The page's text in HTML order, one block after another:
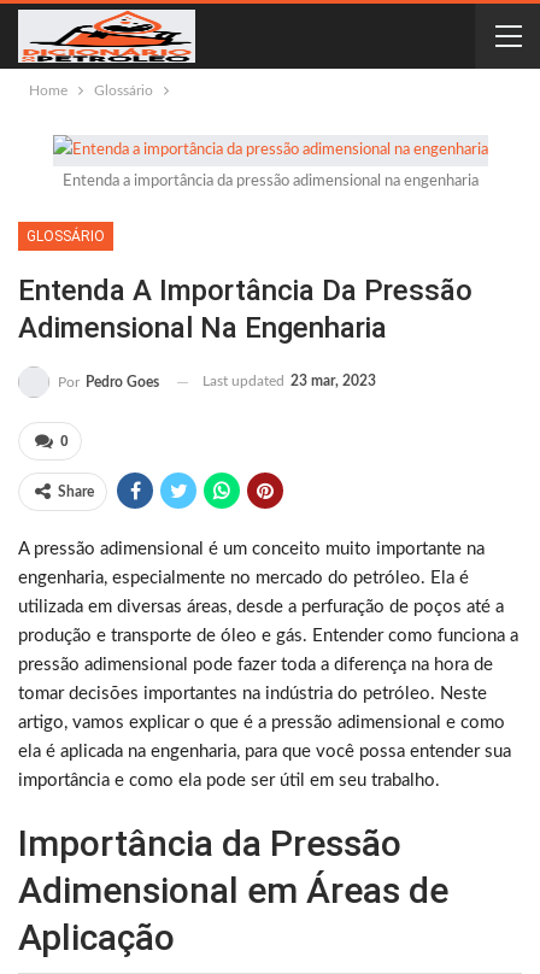
Home Glossário
Entenda a importância da pressão adimensional na engenharia
GLOSSÁRIO
Entenda A Importância Da Pressão
Adimensional Na Engenharia
Por Pedro Goes Last updated 23 mar, 2023
0
Share
A pressão adimensional é um conceito muito importante na
engenharia, especialmente no mercado do petróleo. Ela é
utilizada em diversas áreas, desde a perfuração de poços até a
produção e transporte de óleo e gás. Entender como funciona a
pressão adimensional pode fazer toda a diferença na hora de
tomar decisões importantes na indústria do petróleo. Neste
artigo, vamos explicar o que é a pressão adimensional e como
ela é aplicada na engenharia, para que você possa entender sua
importância e como ela pode ser útil em seu trabalho.
Importância da Pressão
Adimensional em Áreas de
Aplicação